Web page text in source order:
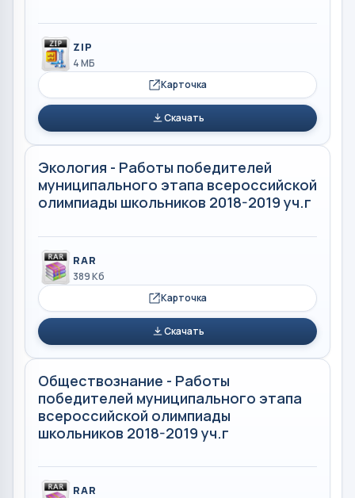
ZIP
4 МБ
Карточка
Скачать
Экология - Работы победителей
муниципального этапа всероссийской
олимпиады школьников 2018-2019 уч.г
RAR
389 Кб
Карточка
Скачать
Обществознание - Работы
победителей муниципального этапа
всероссийской олимпиады
школьников 2018-2019 уч.г
RAR